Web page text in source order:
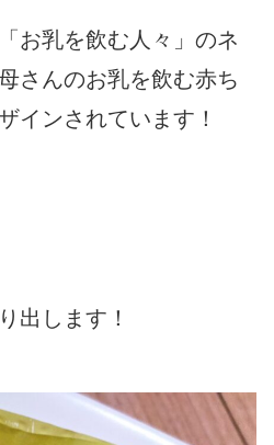
お乳を飲む人々」のネ
さんのお乳を飲む赤ち
インされています！
出します！